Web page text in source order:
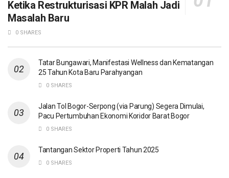
Ketika Restrukturisasi KPR Malah Jadi
Masalah Baru
0 SHARES
Tatar Bungawari, Manifestasi Wellness dan Kematangan
25 Tahun Kota Baru Parahyangan
0 SHARES
Jalan Tol Bogor-Serpong (via Parung) Segera Dimulai,
Pacu Pertumbuhan Ekonomi Koridor Barat Bogor
0 SHARES
Tantangan Sektor Properti Tahun 2025
0 SHARES